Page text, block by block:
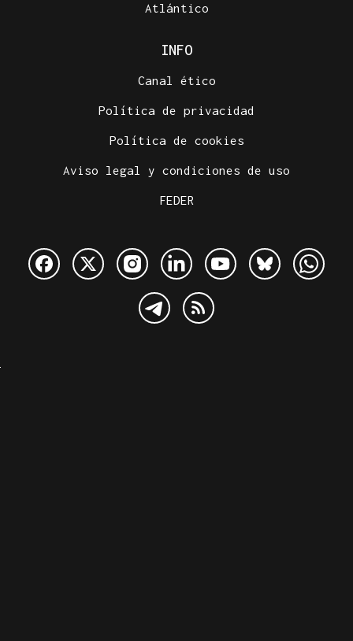
Atlántico
INFO
Canal ético
Política de privacidad
Política de cookies
Aviso legal y condiciones de uso
FEDER